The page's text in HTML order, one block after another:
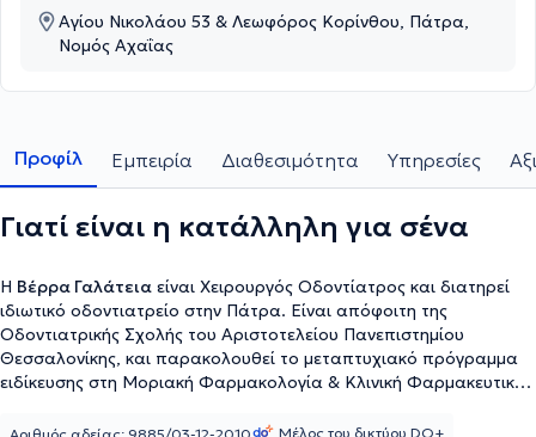
Αγίου Νικολάου 53 & Λεωφόρος Κορίνθου, Πάτρα,
Νομός Αχαΐας
Προφίλ Εμπειρία Διαθεσιμότητα Υπηρεσίες
Γιατί είναι η κατάλληλη για σένα
Η Βέρρα Γαλάτεια είναι Χειρουργός Οδοντίατρος και διατηρεί
ιδιωτικό οδοντιατρείο στην Πάτρα. Είναι απόφοιτη της
Οδοντιατρικής Σχολής του Αριστοτελείου Πανεπιστημίου
Θεσσαλονίκης, και παρακολουθεί το μεταπτυχιακό πρόγραμμα
ειδίκευσης στη Μοριακή Φαρμακολογία & Κλινική Φαρμακευτική
Συγκεντρώνει μεγάλη πείρα έχοντας εργαστεί ως βοηθός κοντά
Μέλος του δικτύου DO+